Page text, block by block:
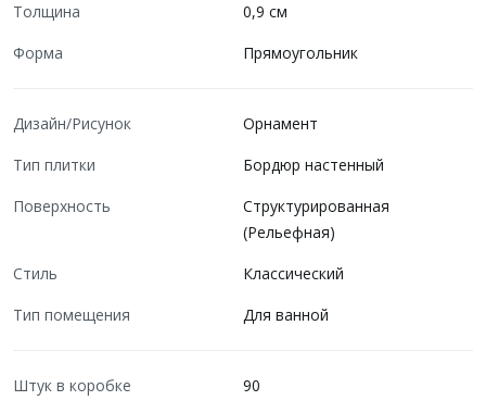
Толщина
0,9 см
Форма
Прямоугольник
Дизайн/Рисунок
Орнамент
Тип плитки
Бордюр настенный
Поверхность
Структурированная
(Рельефная)
Стиль
Классический
Тип помещения
Для ванной
Штук в коробке
90